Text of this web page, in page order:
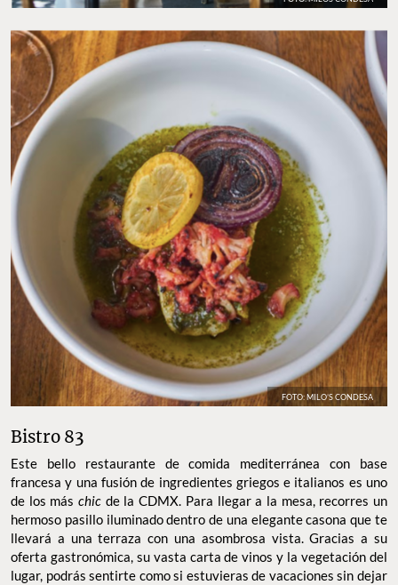
FOTO: MILO’S CONDESA
Bistro 83
Este bello restaurante de comida mediterránea con base
francesa y una fusión de ingredientes griegos e italianos es uno
de los máschic de la CDMX. Para llegar a la mesa, recorres un
hermoso pasillo iluminado dentro de una elegante casona que te
llevará a una terraza con una asombrosa vista. Gracias a su
oferta gastronómica, su vasta carta de vinos y la vegetación del
lugar, podrás sentirte como si estuvieras de vacaciones sin dejar